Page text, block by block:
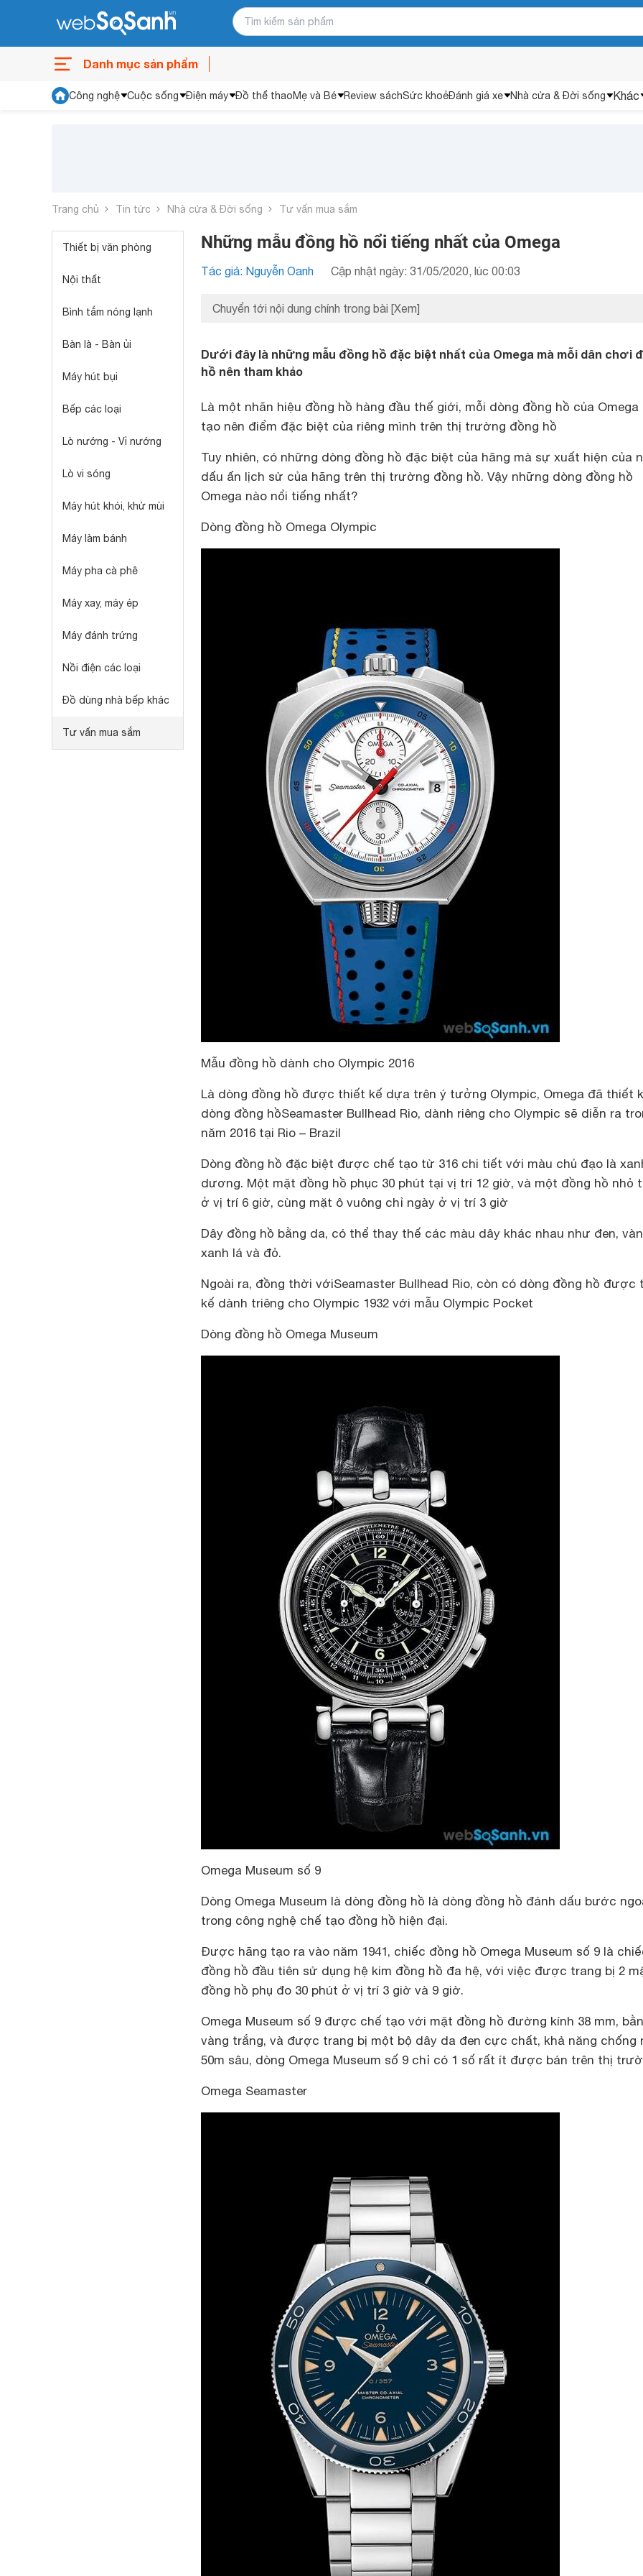
Danh mục sản phẩm
Công nghệ Cuộc sống Điện máy Đồ thể thaoMẹ và Bé Review sáchSức khoẻĐánh giá xe Nhà cửa & Đời sống Khác
Trang chủ Tin tức Nhà cửa & Đời sống Tư vấn mua sắm
Thiết bị văn phòng
Nội thất
Bình tắm nóng lạnh
Bàn là - Bàn ủi
Máy hút bụi
Bếp các loại
Lò nướng - Vỉ nướng
Lò vi sóng
Máy hút khói, khử mùi
Máy làm bánh
Máy pha cà phê
Máy xay, máy ép
Máy đánh trứng
Nồi điện các loại
Đồ dùng nhà bếp khác
Tư vấn mua sắm
Những mẫu đồng hồ nổi tiếng nhất của Omega
Tác giả: Nguyễn Oanh Cập nhật ngày: 31/05/2020, lúc 00:03
Chuyển tới nội dung chính trong bài [Xem]
Dưới đây là những mẫu đồng hồ đặc biệt nhất của Omega mà mỗi dân chơi
hồ nên tham khảo
Là một nhãn hiệu đồng hồ hàng đầu thế giới, mỗi dòng đồng hồ của Omega
tạo nên điểm đặc biệt của riêng mình trên thị trường đồng hồ
Tuy nhiên, có những dòng đồng hồ đặc biệt của hãng mà sự xuất hiện của
dấu ấn lịch sử của hãng trên thị trường đồng hồ. Vậy những dòng đồng hồ
Omega nào nổi tiếng nhất?
Dòng đồng hồ Omega Olympic
Mẫu đồng hồ dành cho Olympic 2016
Là dòng đồng hồ được thiết kế dựa trên ý tưởng Olympic, Omega đã thiết
dòng đồng hồSeamaster Bullhead Rio, dành riêng cho Olympic sẽ diễn ra
năm 2016 tại Rio – Brazil
Dòng đồng hồ đặc biệt được chế tạo từ 316 chi tiết với màu chủ đạo là
dương. Một mặt đồng hồ phục 30 phút tại vị trí 12 giờ, và một đồng hồ nhỏ
ở vị trí 6 giờ, cùng mặt ô vuông chỉ ngày ở vị trí 3 giờ
Dây đồng hồ bằng da, có thể thay thế các màu dây khác nhau như đen,
xanh lá và đỏ.
Ngoài ra, đồng thời vớiSeamaster Bullhead Rio, còn có dòng đồng hồ được
kế dành triêng cho Olympic 1932 với mẫu Olympic Pocket
Dòng đồng hồ Omega Museum
Omega Museum số 9
Dòng Omega Museum là dòng đồng hồ là dòng đồng hồ đánh dấu bước
trong công nghệ chế tạo đồng hồ hiện đại.
Được hãng tạo ra vào năm 1941, chiếc đồng hồ Omega Museum số 9 là
đồng hồ đầu tiên sử dụng hệ kim đồng hồ đa hệ, với việc được trang bị 2
đồng hồ phụ đo 30 phút ở vị trí 3 giờ và 9 giờ.
Omega Museum số 9 được chế tạo với mặt đồng hồ đường kính 38 mm,
vàng trắng, và được trang bị một bộ dây da đen cực chất, khả năng chống
50m sâu, dòng Omega Museum số 9 chỉ có 1 số rất ít được bán trên thị
Omega Seamaster